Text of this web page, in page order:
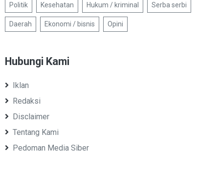
Politik Kesehatan Hukum / kriminal Serba serbi
Daerah Ekonomi / bisnis Opini
Hubungi Kami
Iklan
Redaksi
Disclaimer
Tentang Kami
Pedoman Media Siber